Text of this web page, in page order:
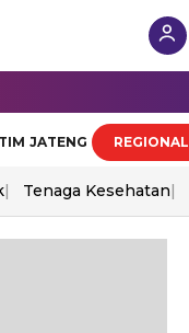
JATENG REGIONAL
Tenaga Kesehatan